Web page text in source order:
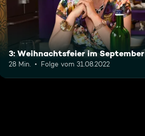
3: Weihnachtsfeier im September
28 Min. Folge vom 31.08.2022